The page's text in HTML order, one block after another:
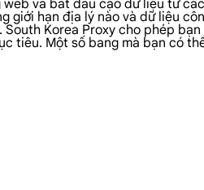
và bắt đầu cạo dữ liệu từ
giới hạn địa lý nào và dữ liệu
South Korea Proxy cho phép
tiêu. Một số bang mà bạn có